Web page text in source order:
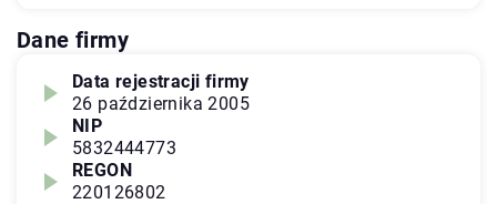
Dane firmy
Data rejestracji firmy
26 października 2005
NIP
5832444773
REGON
220126802